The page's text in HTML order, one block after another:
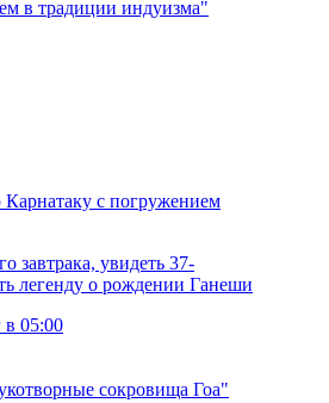
с погружением
завтрака, увидеть 37-
легенду о рождении Ганеши
в 05:00